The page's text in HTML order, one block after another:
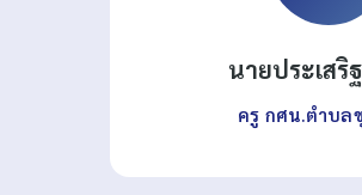
นายประเสริ
ครู กศน.ตำบล